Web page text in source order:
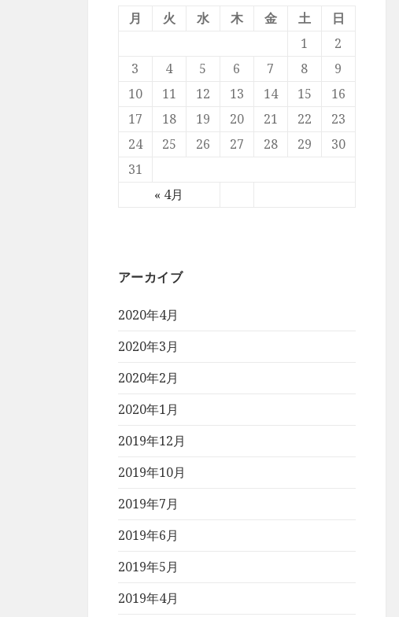
月 火 水 木 金 土 日
« 4月
1
2
3
4 5 6 7 8
9
10
11 12 13 14 15
16
17
18 19 20 21 22
23
24
25 26 27 28 29
30
31
アーカイブ
2020年4月
2020年3月
2020年2月
2020年1月
2019年12月
2019年10月
2019年7月
2019年6月
2019年5月
2019年4月